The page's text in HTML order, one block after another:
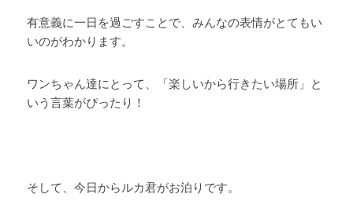
有意義に一日を過ごすことで、みんなの表情がとてもい
いのがわかります。
ワンちゃん達にとって、「楽しいから行きたい場所」と
いう言葉がぴったり！
そして、今日からルカ君がお泊りです。